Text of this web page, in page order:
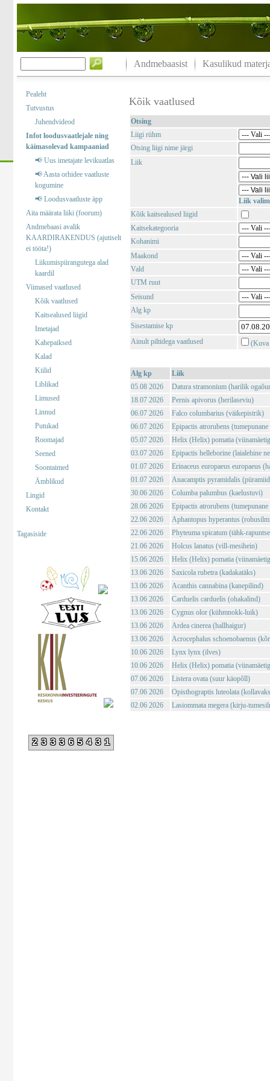
Andmebaasist Kasulikud
Pealeht
Tutvustus
Juhendvideod
Infot loodusvaatlejale ning
käimasolevad kampaaniad
📢 Uus imetajate levikuatlas
📢 Aasta orhidee vaatluste
kogumine
📢 Loodusvaatluste äpp
Aita määrata liiki (foorum)
Andmebaasi avalik
KAARDIRAKENDUS (ajutiselt
ei tööta!)
Liikumispiirangutega alad
kaardil
Viimased vaatlused
Kõik vaatlused
Kaitsealused liigid
Imetajad
Kahepaiksed
Kalad
Kiilid
Liblikad
Limused
Linnud
Putukad
Roomajad
Seened
Soontaimed
Ämblikud
Lingid
Kontakt
Tagasiside
233365431
Kõik vaatlused
Otsing
Liigi rühm
Otsing liigi nime järgi
Liik
Liik
Kõik kaitsealused liigid
Kaitsekategooria
Kohanimi
Maakond
Vald
UTM ruut
Seisund
Alg kp
Sisestamise kp
Ainult piltidega vaatlused
(Kuva
Alg kp
Liik
05.08 2026
Datura stramonium (harilik
18.07 2026
Pernis apivorus (herilaseviu)
06.07 2026
Falco columbarius (väikepistrik)
06.07 2026
Epipactis atrorubens
05.07 2026
Helix (Helix) pomatia
03.07 2026
Epipactis helleborine (laialehine
01.07 2026
Erinaceus europaeus europaeus
01.07 2026
Anacamptis pyramidalis
30.06 2026
Columba palumbus (kaelustuvi)
28.06 2026
Epipactis atrorubens
22.06 2026
Aphantopus hyperantus
22.06 2026
Phyteuma spicatum (tähk-
21.06 2026
Holcus lanatus (vill-mesihein)
15.06 2026
Helix (Helix) pomatia
13.06 2026
Saxicola rubetra (kadakatäks)
13.06 2026
Acanthis cannabina (kanepilind)
13.06 2026
Carduelis carduelis (ohakalind)
13.06 2026
Cygnus olor (kühmnokk-luik)
13.06 2026
Ardea cinerea (hallhaigur)
13.06 2026
Acrocephalus schoenobaenus
10.06 2026
Lynx lynx (ilves)
10.06 2026
Helix (Helix) pomatia
07.06 2026
Listera ovata (suur käopõll)
07.06 2026
Opisthograptis luteolata
02.06 2026
Lasiommata megera (kirju-